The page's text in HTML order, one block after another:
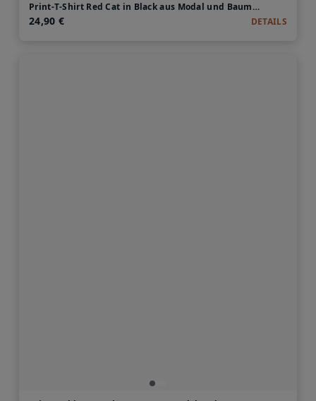
Print-T-Shirt Red Cat in Black aus Modal und Baumwolle
24,90 € DETAILS